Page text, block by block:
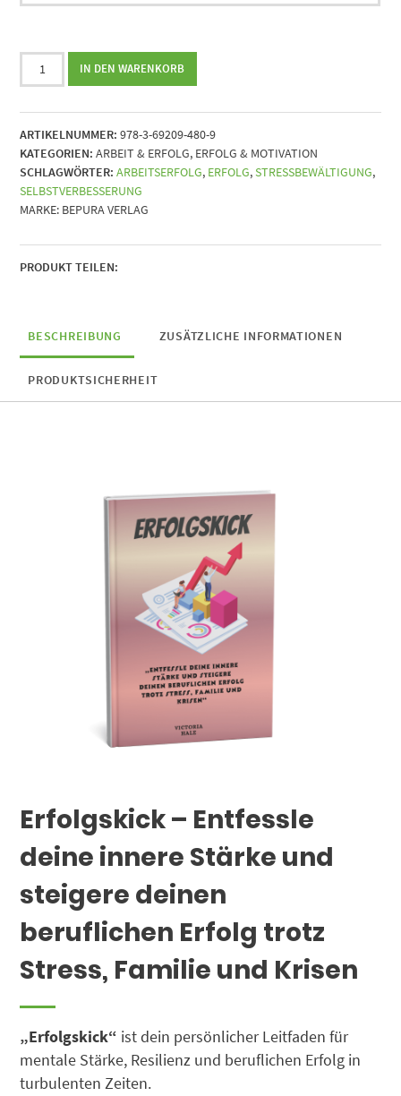
Erfolgskick
deine
innere
Stärke
und
steigere
deinen
Erfolg
trotz
Krisen
Menge
IN DEN WARENKORB
ARTIKELNUMMER: 978-3-69209-480-9
KATEGORIEN: ARBEIT & ERFOLG, ERFOLG & MOTIVATION
SCHLAGWÖRTER: ARBEITSERFOLG, ERFOLG,STRESSBEWÄLTIGUNG,
SELBSTVERBESSERUNG
MARKE: BEPURA VERLAG
PRODUKT TEILEN:
BESCHREIBUNG ZUSÄTZLICHE INFORMATIONEN
PRODUKTSICHERHEIT
Erfolgskick – Entfessle
deine innere Stärke und
steigere deinen
beruflichen Erfolg trotz
Stress, Familie und Krisen
„Erfolgskick“ ist dein persönlicher Leitfaden für
mentale Stärke, Resilienz und beruflichen Erfolg in
turbulenten Zeiten.